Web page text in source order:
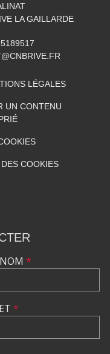
LA GAILLARDE
LÉGALES
UN CONTENU
COOKIES
*
*